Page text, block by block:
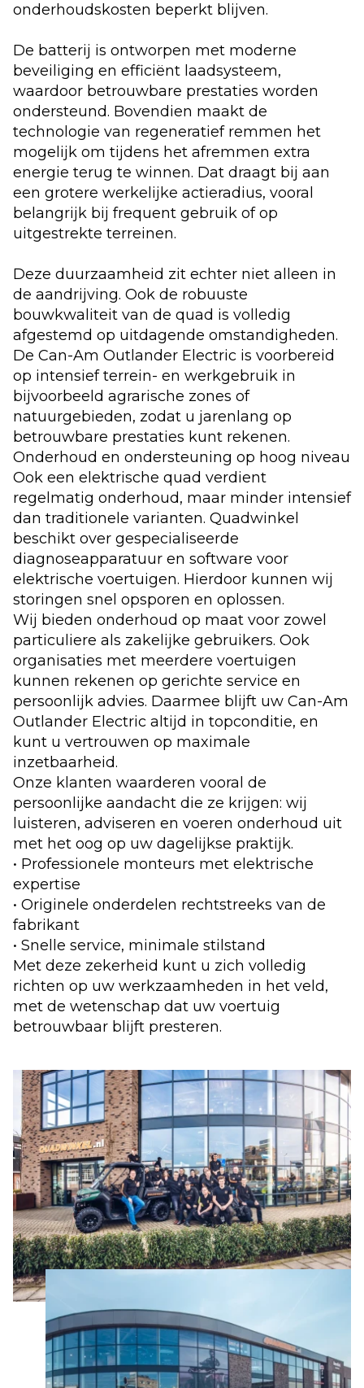
onderhoudskosten beperkt blijven.
De batterij is ontworpen met moderne
beveiliging en efficiënt laadsysteem,
waardoor betrouwbare prestaties worden
ondersteund. Bovendien maakt de
technologie van regeneratief remmen het
mogelijk om tijdens het afremmen extra
energie terug te winnen. Dat draagt bij aan
een grotere werkelijke actieradius, vooral
belangrijk bij frequent gebruik of op
uitgestrekte terreinen.
Deze duurzaamheid zit echter niet alleen in
de aandrijving. Ook de robuuste
bouwkwaliteit van de quad is volledig
afgestemd op uitdagende omstandigheden.
De Can-Am Outlander Electric is voorbereid
op intensief terrein- en werkgebruik in
bijvoorbeeld agrarische zones of
natuurgebieden, zodat u jarenlang op
betrouwbare prestaties kunt rekenen.
Onderhoud en ondersteuning op hoog niveau
Ook een elektrische quad verdient
regelmatig onderhoud, maar minder intensief
dan traditionele varianten. Quadwinkel
beschikt over gespecialiseerde
diagnoseapparatuur en software voor
elektrische voertuigen. Hierdoor kunnen wij
storingen snel opsporen en oplossen.
Wij bieden onderhoud op maat voor zowel
particuliere als zakelijke gebruikers. Ook
organisaties met meerdere voertuigen
kunnen rekenen op gerichte service en
persoonlijk advies. Daarmee blijft uw Can-Am
Outlander Electric altijd in topconditie, en
kunt u vertrouwen op maximale
inzetbaarheid.
Onze klanten waarderen vooral de
persoonlijke aandacht die ze krijgen: wij
luisteren, adviseren en voeren onderhoud uit
met het oog op uw dagelijkse praktijk.
• Professionele monteurs met elektrische
expertise
• Originele onderdelen rechtstreeks van de
fabrikant
• Snelle service, minimale stilstand
Met deze zekerheid kunt u zich volledig
richten op uw werkzaamheden in het veld,
met de wetenschap dat uw voertuig
betrouwbaar blijft presteren.